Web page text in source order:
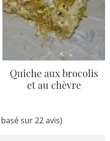
Quiche aux brocolis
et au chèvre
basé sur 22 avis)